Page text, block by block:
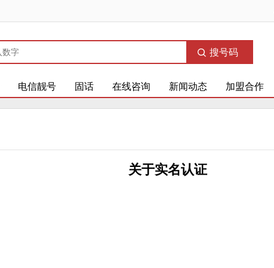
搜号码
电信靓号 固话 在线咨询 新闻动态 加盟合作
关于实名认证